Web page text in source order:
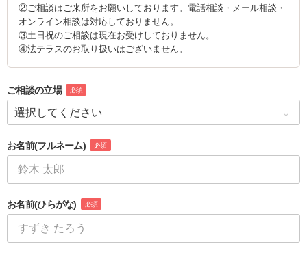
②ご相談はご来所をお願いしております。電話相談・メール相談・
オンライン相談は対応しておりません。
③土日祝のご相談は現在お受けしておりません。
④法テラスのお取り扱いはございません。
ご相談の立場 必須
お名前(フルネーム) 必須
お名前(ひらがな) 必須